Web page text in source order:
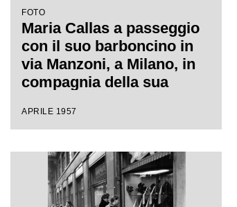
FOTO
Maria Callas a passeggio
con il suo barboncino in
via Manzoni, a Milano, in
compagnia della sua
APRILE 1957